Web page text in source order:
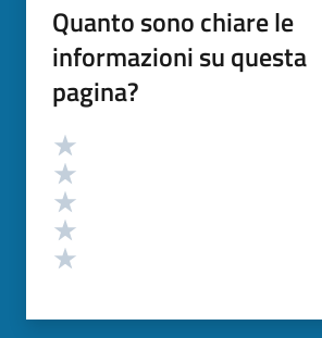
Quanto sono chiare le
informazioni su questa
pagina?
Valutazione